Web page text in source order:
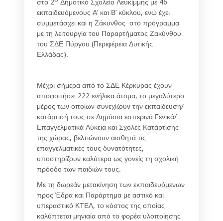
στο 2 Δημοτικό Σχολείο Λευκίμμης με 46
εκπαιδευόμενους Α’ και Β’ κύκλου, ενώ έχει
συμμετάσχει και η Ζάκυνθος στο πρόγραμμα
με τη λειτουργία του Παραρτήματος Ζακύνθου
του ΣΔΕ Πύργου (Περιφέρεια Δυτικής
Ελλάδας).
Μέχρι σήμερα από το ΣΔΕ Κέρκυρας έχουν
αποφοιτήσει 222 ενήλικα άτομα, το μεγαλύτερο
μέρος των οποίων συνεχίζουν την εκπαίδευση/
κατάρτισή τους σε Δημόσια εσπερινά Γενικά/
Επαγγελματικά Λύκεια και Σχολές Κατάρτισης
της χώρας, βελτιώνουν αισθητά τις
επαγγελματικές τους δυνατότητες,
υποστηρίζουν καλύτερα ως γονείς τη σχολική
πρόοδο των παιδιών τους.
Με τη δωρεάν μετακίνηση των εκπαιδευόμενων
προς Έδρα και Παράρτημα με αστικό και
υπεραστικό ΚΤΕΛ, το κόστος της οποίας
καλύπτεται μηνιαία από το φορέα υλοποίησης